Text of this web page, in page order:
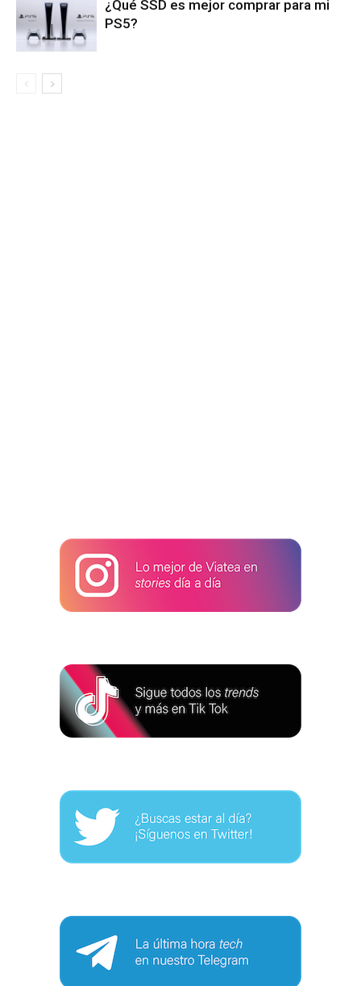
¿Qué SSD es mejor comprar para mi
PS5?